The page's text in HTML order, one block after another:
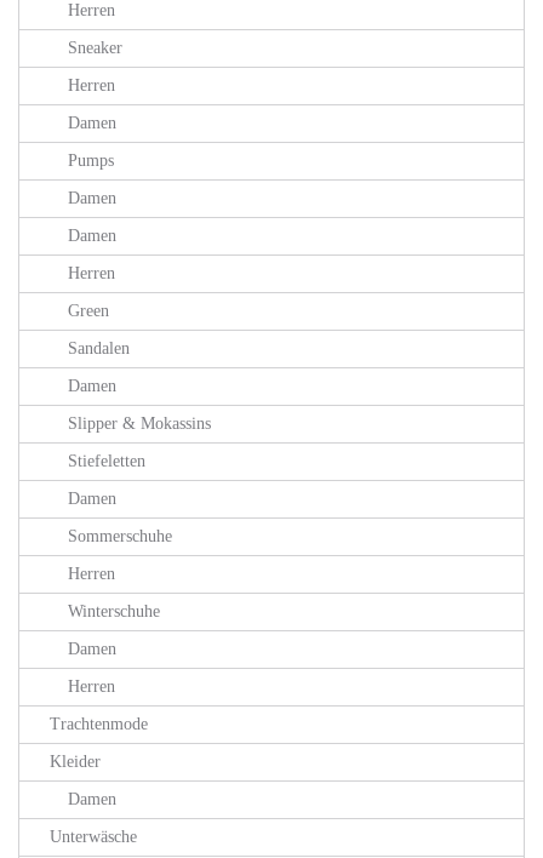
Herren
Sneaker
Herren
Damen
Pumps
Damen
Damen
Herren
Green
Sandalen
Damen
Slipper & Mokassins
Stiefeletten
Damen
Sommerschuhe
Herren
Winterschuhe
Damen
Herren
Trachtenmode
Kleider
Damen
Unterwäsche